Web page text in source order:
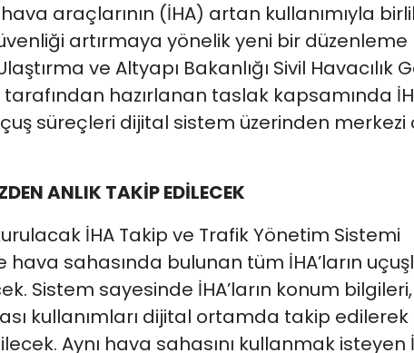
hava araçlarının (İHA) artan kullanımıyla
artırmaya yönelik yeni bir düzenleme
ve Altyapı Bakanlığı Sivil Havacılık
hazırlanan taslak kapsamında
süreçleri dijital sistem üzerinden merkezi
ANLIK TAKİP EDİLECEK
İHA Takip ve Trafik Yönetim Sistemi
hava sahasında bulunan tüm İHA’ların
Sistem sayesinde İHA’ların konum
kullanımları dijital ortamda takip edilerek
Aynı hava sahasını kullanmak isteyen